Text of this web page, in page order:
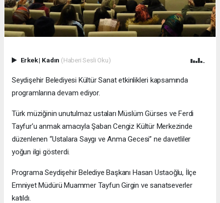
Erkek| Kadın (Haberi Sesli Oku)
Seydişehir Belediyesi Kültür Sanat etkinlikleri kapsamında
programlarına devam ediyor.
Türk müziğinin unutulmaz ustaları Müslüm Gürses ve Ferdi
Tayfur’u anmak amacıyla Şaban Cengiz Kültür Merkezinde
düzenlenen “Ustalara Saygı ve Anma Gecesi” ne davetliler
yoğun ilgi gösterdi.
Programa Seydişehir Belediye Başkanı Hasan Ustaoğlu, İlçe
Emniyet Müdürü Muammer Tayfun Girgin ve sanatseverler
katıldı.